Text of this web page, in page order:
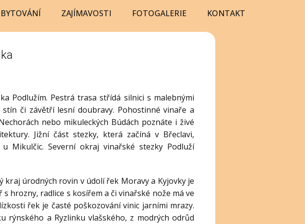
ZAJÍMAVOSTI FOTOGALERIE KONTAKT
Podlužím. Pestrá trasa střídá silnici s malebnými
či závětří lesní doubravy. Pohostinné vinaře a
nebo mikuleckých Búdách poznáte i živé
Jižní část stezky, která začíná v Břeclavi,
Mikulčic. Severní okraj vinařské stezky Podluží
kraj úrodných rovin v údolí řek Moravy a Kyjovky je
hrozny, radlice s kosířem a či vinařské nože má ve
řek je časté poškozování vinic jarními mrazy.
rýnského a Ryzlinku vlašského, z modrých odrůd